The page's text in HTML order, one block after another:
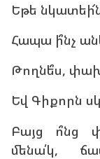
Եթե
Հապա ի՞նչ
Թողնե՞ս,
Եվ Գիքորն
Բայց ո՞նց
մենա՛կ,